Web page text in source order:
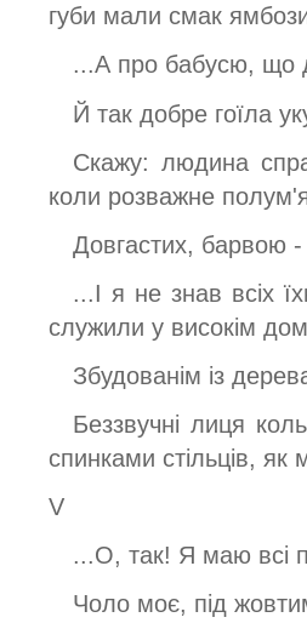
губи мали смак
...А про бабусю, що
Й так добре гоїла
Скажу: людина
коли розважне
Довгастих, барвою -
...І я не знав всіх
служили у високім
Збудованім із
Беззвучні лиця
спинками стільців, як
V
...О, так! Я маю всі
Чоло моє, під